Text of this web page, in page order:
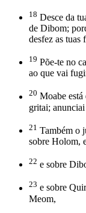
18 Desce da
de Dibom;
desfez as tuas
19 Põe-te no
ao que vai
20 Moabe
gritai;
21 Também o
sobre Holom,
22 e sobre
23 e sobre
Meom,